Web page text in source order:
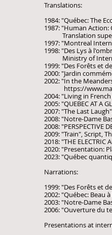
Translations:
1984: "Québec: The
1987: "Human Action:
Translation
1997: "Montreal
1998: "Des Lys à
Ministry of
1999: "Des Forêts et
2000: "Jardin
2002: "In the
https://
2004: "Living in
2005: "QUEBEC AT A
2007: "The Last
2008: "Notre-Dame
2008: "PERSPECTIVE
2009: "Train", Script,
2018: "THE
2020: "Presentation:
2023: "Québec
​Narrations:
1999: "Des Forêts et
2002: "Québec: Beau
2003: "Notre-Dame
2006: "Ouverture du
Presentations at